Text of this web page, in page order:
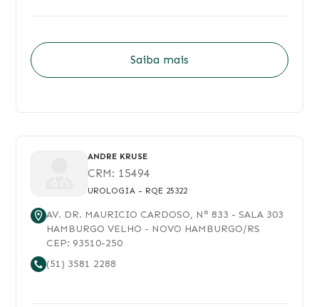
Saiba mais
ANDRE KRUSE
CRM: 15494
UROLOGIA - RQE 25322
AV. DR. MAURICIO CARDOSO, N° 833 - SALA 303
HAMBURGO VELHO - NOVO HAMBURGO/RS
CEP: 93510-250
(51) 3581 2288